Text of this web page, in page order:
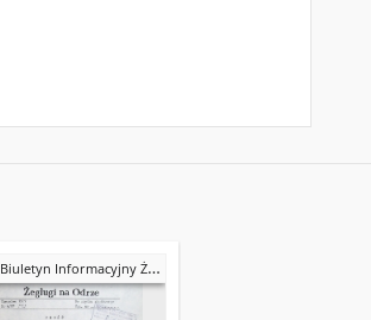
Biuletyn Informacyjny Żeglugi na Odrze 1987